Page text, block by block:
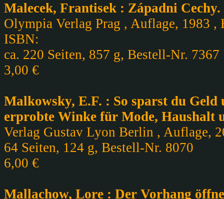
Malecek, Frantisek : Západni Cechy.
Olympia Verlag Prag , Auflage, 1983
ISBN:
ca. 220 Seiten, 857 g, Bestell-Nr. 7367
3,00 €
Malkowsky, E.F. : So sparst du
erprobte Winke für Mode, Haushalt
Verlag Gustav Lyon Berlin , Auflage,
64 Seiten, 124 g, Bestell-Nr. 8070
6,00 €
Mallachow, Lore : Der Vorhang